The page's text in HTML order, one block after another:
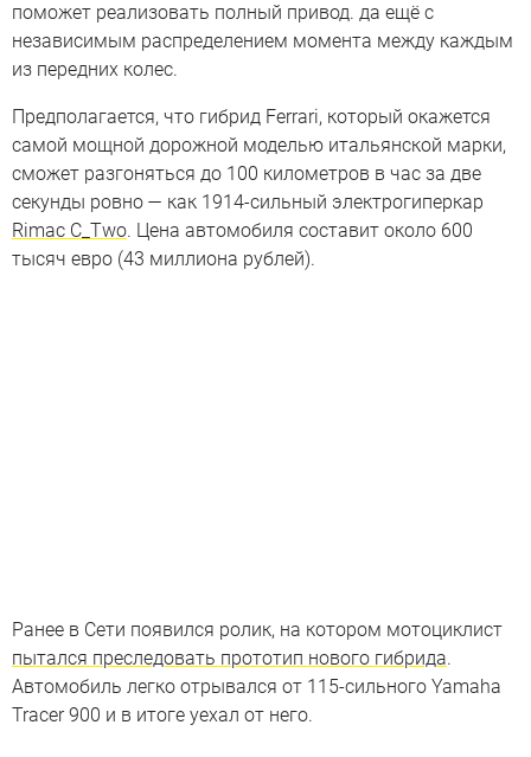
поможет реализовать полный привод. да ещё с
независимым распределением момента между каждым
из передних колес.
Предполагается, что гибрид Ferrari, который окажется
самой мощной дорожной моделью итальянской марки,
сможет разгоняться до 100 километров в час за две
секунды ровно — как 1914-сильный электрогиперкар
Rimac C_Two. Цена автомобиля составит около 600
тысяч евро (43 миллиона рублей).
Ранее в Сети появился ролик, на котором мотоциклист
пытался преследовать прототип нового гибрида.
Автомобиль легко отрывался от 115-сильного Yamaha
Tracer 900 и в итоге уехал от него.